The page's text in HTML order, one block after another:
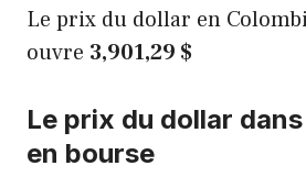
Le prix du dollar en
ouvre 3,901,29 $
Le prix du dollar
en bourse